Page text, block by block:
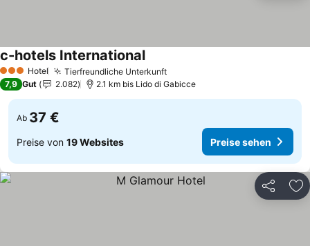
3 SterneHotel Tierfreundliche UnterkunftPreise sehen
c-hotels InternationalPreise sehen
7,9 Gut 2.082 2.1 km bis Lido di Gabicce
Ab 37 €
Preise von 19 Websites Preise sehen
Teilen